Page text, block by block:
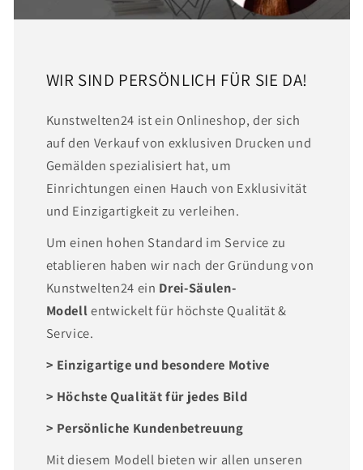
WIR SIND PERSÖNLICH FÜR SIE DA!
Kunstwelten24 ist ein Onlineshop, der sich
auf den Verkauf von exklusiven Drucken und
Gemälden spezialisiert hat, um
Einrichtungen einen Hauch von Exklusivität
und Einzigartigkeit zu verleihen.
Um einen hohen Standard im Service zu
etablieren haben wir nach der Gründung von
Kunstwelten24 ein Drei-Säulen-
Modellentwickelt für höchste Qualität &
Service.
> Einzigartige und besondere Motive
> Höchste Qualität für jedes Bild
> Persönliche Kundenbetreuung
Mit diesem Modell bieten wir allen unseren